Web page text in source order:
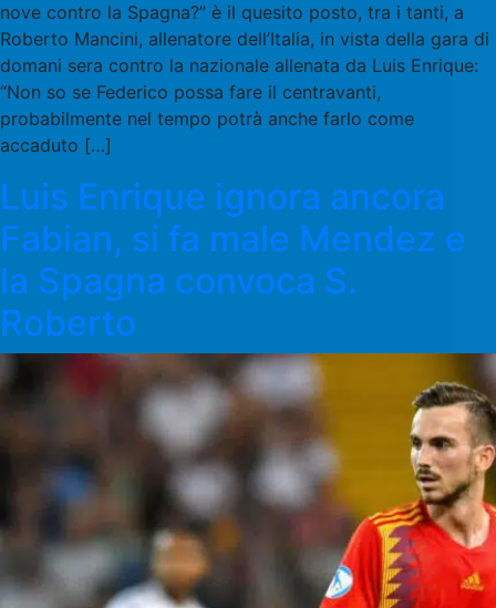
nove contro la Spagna?” è il quesito posto, tra i tanti, a
Roberto Mancini, allenatore dell’Italia, in vista della gara di
domani sera contro la nazionale allenata da Luis Enrique:
“Non so se Federico possa fare il centravanti,
probabilmente nel tempo potrà anche farlo come
accaduto […]
Luis Enrique ignora ancora
Fabian, si fa male Mendez e
la Spagna convoca S.
Roberto